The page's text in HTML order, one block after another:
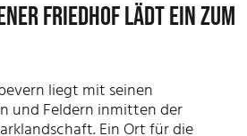
FRIEDHOF LÄDT EIN ZUM
liegt mit seinen
und Feldern inmitten der
Ein Ort für die